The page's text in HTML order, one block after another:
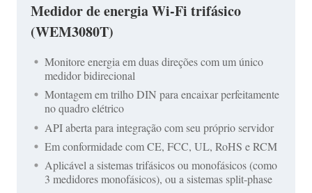
Medidor de energia Wi-Fi trifásico
(WEM3080T)
Monitore energia em duas direções com um único
medidor bidirecional
Montagem em trilho DIN para encaixar perfeitamente
no quadro elétrico
API aberta para integração com seu próprio servidor
Em conformidade com CE, FCC, UL, RoHS e RCM
Aplicável a sistemas trifásicos ou monofásicos (como
3 medidores monofásicos), ou a sistemas split-phase